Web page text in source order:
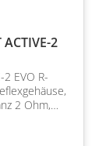
2
2 EVO R-